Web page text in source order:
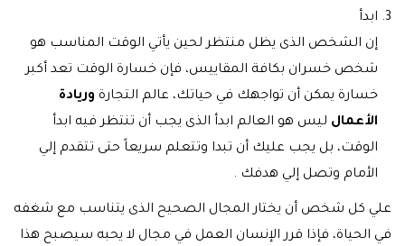
ابدأ
إن الشخص الذى يظل منتظر لحين يأتي الوقت المناسب هو
شخص خسران بكافة المقاييس، فإن خسارة الوقت تعد أكبر
خسارة يمكن أن تواجهك في حياتك، عالم التجارة وريادة
الأعمال ليس هو العالم ابدأ الذى يجب أن تنتظر فيه ابدأ
الوقت، بل يجب عليك أن تبدا وتتعلم سريعاً حتى تتقدم إلي
الأمام وتصل إلي هدفك .
علي كل شخص أن يختار المجال الصحيح الذى يتناسب مع شغفه
في الحياة، فإذا قرر الإنسان العمل في مجال لا يحبه سيصبح هذا